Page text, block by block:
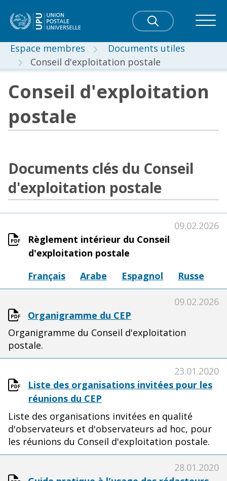
Espace membres
Documents utiles
Conseil d'exploitation postale
Conseil d'exploitation
postale
Documents clés du Conseil
d'exploitation postale
Règlement intérieur du Conseil
d'exploitation postale
09.02.2026
Français Arabe Espagnol Russe
Organigramme du CEP
09.02.2026
Organigramme du Conseil d'exploitation
postale.
Liste des organisations invitées pour les
réunions du CEP
23.01.2020
Liste des organisations invitées en qualité
d'observateurs et d'observateurs ad hoc, pour
les réunions du Conseil d'exploitation postale.
28.01.2020